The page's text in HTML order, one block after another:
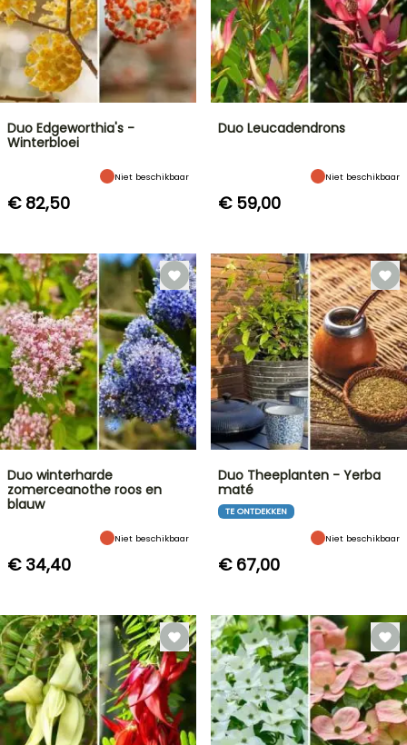
Duo Edgeworthia's -
Winterbloei
Niet beschikbaar
€ 82,50
Duo Leucadendrons
Niet beschikbaar
€ 59,00
Duo winterharde
zomerceanothe roos en
blauw
Niet beschikbaar
€ 34,40
Duo Theeplanten - Yerba
maté
TE ONTDEKKEN
Niet beschikbaar
€ 67,00